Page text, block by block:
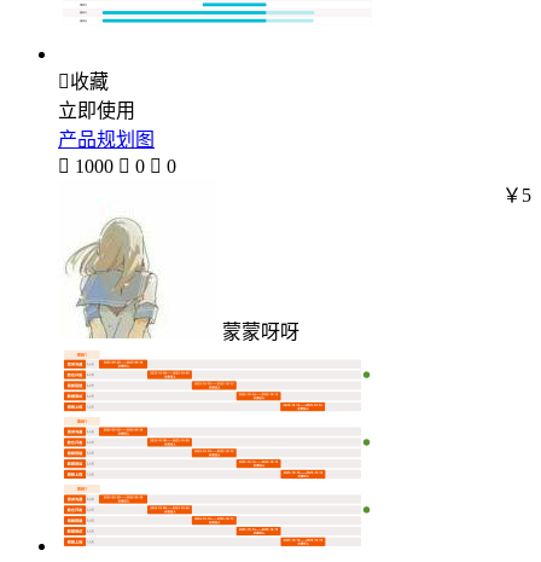
收藏
立即使用
产品规划图
 1000  0  0
蒙蒙呀呀
￥5